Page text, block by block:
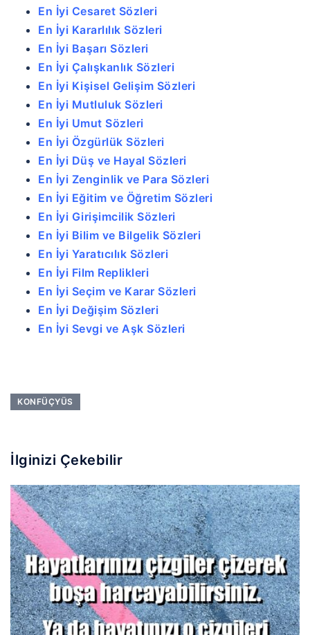
En İyi Cesaret Sözleri
En İyi Kararlılık Sözleri
En İyi Başarı Sözleri
En İyi Çalışkanlık Sözleri
En İyi Kişisel Gelişim Sözleri
En İyi Mutluluk Sözleri
En İyi Umut Sözleri
En İyi Özgürlük Sözleri
En İyi Düş ve Hayal Sözleri
En İyi Zenginlik ve Para Sözleri
En İyi Eğitim ve Öğretim Sözleri
En İyi Girişimcilik Sözleri
En İyi Bilim ve Bilgelik Sözleri
En İyi Yaratıcılık Sözleri
En İyi Film Replikleri
En İyi Seçim ve Karar Sözleri
En İyi Değişim Sözleri
En İyi Sevgi ve Aşk Sözleri
KONFÜÇYÜS
İlginizi Çekebilir